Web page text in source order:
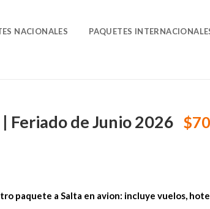
NACIONALES PAQUETES
Feriado de Junio 2026
paquete a Salta en avion: incluye vuelos,